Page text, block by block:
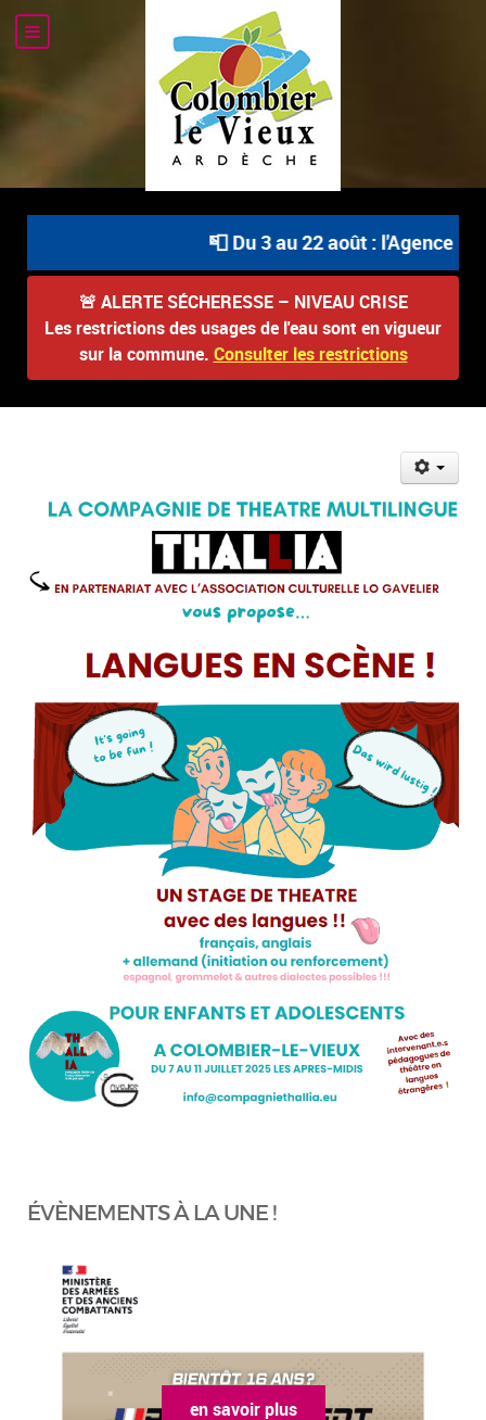
📮 Du 3 au 22 août : l'Agence
🚨 ALERTE SÉCHERESSE – NIVEAU CRISE
Les restrictions des usages de l'eau sont en vigueur
sur la commune. Consulter les restrictions
ÉVÈNEMENTS À LA UNE !
en savoir plus